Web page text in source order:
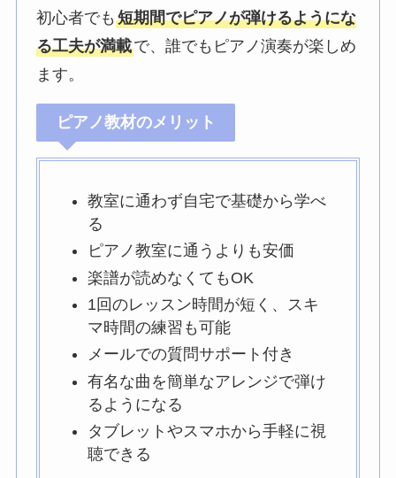
初心者でも短期間でピアノが弾けるようにな
る工夫が満載で、誰でもピアノ演奏が楽しめ
ます。
ピアノ教材のメリット
教室に通わず自宅で基礎から学べ
る
ピアノ教室に通うよりも安価
楽譜が読めなくてもOK
1回のレッスン時間が短く、スキ
マ時間の練習も可能
メールでの質問サポート付き
有名な曲を簡単なアレンジで弾け
るようになる
タブレットやスマホから手軽に視
聴できる